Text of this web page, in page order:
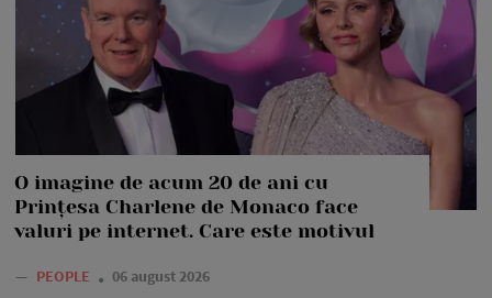
O imagine de acum 20 de ani cu
Prințesa Charlene de Monaco face
valuri pe internet. Care este motivul
— PEOPLE 06 august 2026